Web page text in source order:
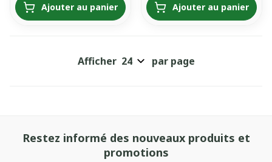
Ajouter au panier Ajouter au panier
Afficher par page
Restez informé des nouveaux produits et
promotions